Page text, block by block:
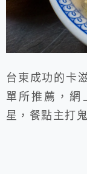
台東成功的卡
單所推薦，網
星，餐點主打
發想，真的很